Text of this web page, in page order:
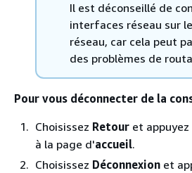
Il est déconseillé de
interfaces réseau sur
réseau, car cela peut
des problèmes de
Pour vous déconnecter de la
Choisissez Retour et appuyez
à la page d'accueil.
Choisissez Déconnexion et